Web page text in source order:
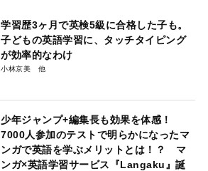
学習歴3ヶ月で英検5級に合格した子も。
子どもの英語学習に、タッチタイピング
が効率的なわけ
小林京美
少年ジャンプ+編集長も効果を体感！
7000人参加のテストで明らかになったマ
ンガで英語を学ぶメリットとは！？ マ
ンガ×英語学習サービス『Langaku』誕